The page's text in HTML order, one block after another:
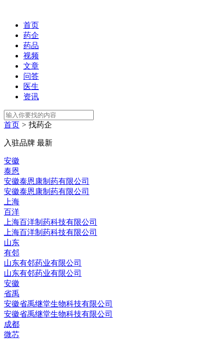
首页
药企
药品
视频
文章
问答
医生
资讯
首页 > 找药企
入驻品牌 最新
安徽
泰恩
安徽泰恩康制药有限公司
安徽泰恩康制药有限公司
上海
百洋
上海百洋制药科技有限公司
上海百洋制药科技有限公司
山东
有邻
山东有邻药业有限公司
山东有邻药业有限公司
安徽
省禹
安徽省禹继堂生物科技有限公司
安徽省禹继堂生物科技有限公司
成都
微芯